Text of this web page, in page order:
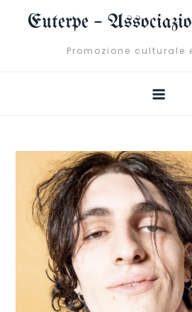
Euterpe –
Promozione culturale